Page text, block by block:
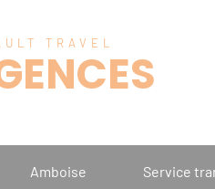
TRAVEL
Amboise Service